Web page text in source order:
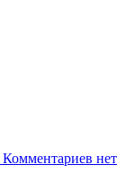
Комментариев нет